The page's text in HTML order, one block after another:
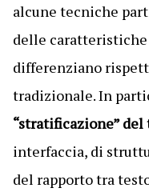
alcune tecniche
delle
differenziano
tradizionale. In
“stratificazione” del
interfaccia, di
del rapporto tra